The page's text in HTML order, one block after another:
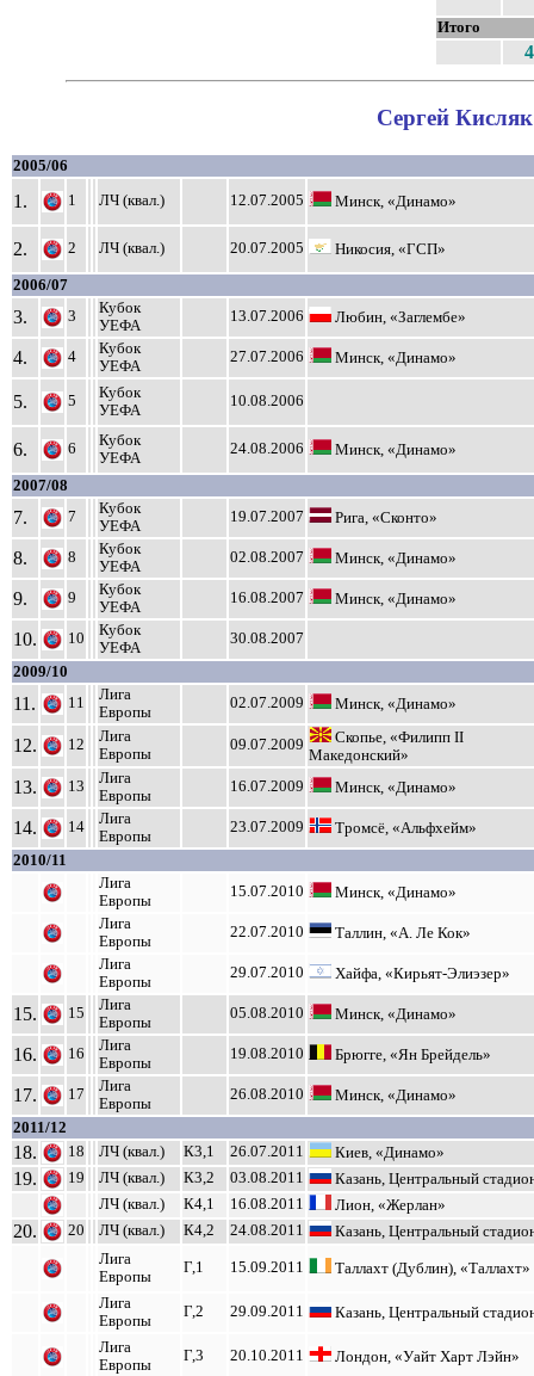
Итого
Сергей
2005/06
1. 1 ЛЧ (квал.) 12.07.2005 Минск, «Динамо»
2. 2 ЛЧ (квал.) 20.07.2005 Никосия, «ГСП»
2006/07
3. 3
Кубок
УЕФА
13.07.2006 Любин, «Заглембе»
4. 4
Кубок
УЕФА
27.07.2006 Минск, «Динамо»
5. 5
Кубок
УЕФА
10.08.2006
6. 6
Кубок
УЕФА
24.08.2006 Минск, «Динамо»
2007/08
7. 7
Кубок
УЕФА
19.07.2007 Рига, «Сконто»
8. 8
Кубок
УЕФА
02.08.2007 Минск, «Динамо»
9. 9
Кубок
УЕФА
16.08.2007 Минск, «Динамо»
10. 10
Кубок
УЕФА
30.08.2007
2009/10
11. 11
Лига
Европы
02.07.2009 Минск, «Динамо»
12. 12
Лига
Европы
09.07.2009
Скопье, «Филипп II
Македонский»
13. 13
Лига
Европы
16.07.2009 Минск, «Динамо»
14. 14
Лига
Европы
23.07.2009 Тромсё, «Альфхейм»
2010/11
Лига
Европы
15.07.2010
Минск, «Динамо»
Лига
Европы
22.07.2010
Таллин, «А. Ле Кок»
Лига
Европы
29.07.2010 Хайфа, «Кирьят-Элиэзер»
15. 15
Лига
Европы
05.08.2010 Минск, «Динамо»
16. 16
Лига
Европы
19.08.2010 Брюгге, «Ян Брейдель»
17. 17
Лига
Европы
26.08.2010 Минск, «Динамо»
2011/12
18. 18 ЛЧ (квал.) К3,1 26.07.2011 Киев, «Динамо»
19. 19 ЛЧ (квал.) К3,2 03.08.2011
Казань, Центральный
ЛЧ (квал.)
К4,1 16.08.2011 Лион, «Жерлан»
20. 20 ЛЧ (квал.) К4,2 24.08.2011
Казань, Центральный
Лига
Европы
Г,1 15.09.2011 Таллахт (Дублин), «Таллахт»
Лига
Европы
Г,2 29.09.2011 Казань, Центральный
Лига
Европы
Г,3 20.10.2011 Лондон, «Уайт Харт Лэйн»